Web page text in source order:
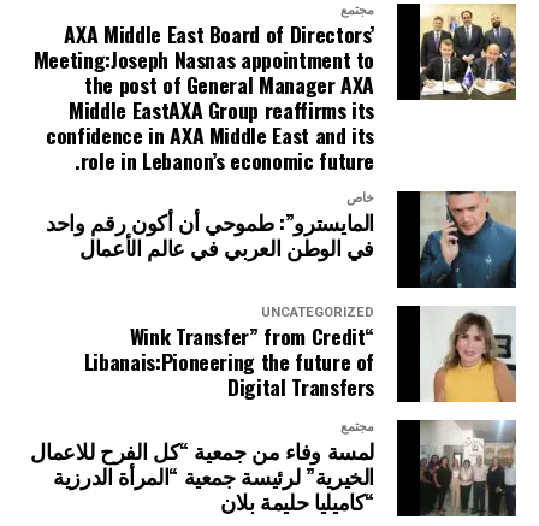
مجتمع
AXA Middle East Board of Directors’
Meeting:Joseph Nasnas appointment to
the post of General Manager AXA
Middle EastAXA Group reaffirms its
confidence in AXA Middle East and its
role in Lebanon’s economic future.
خاص
المايسترو”: طموحي أن أكون رقم واحد
في الوطن العربي في عالم الأعمال
UNCATEGORIZED
“Wink Transfer” from Credit
Libanais:Pioneering the future of
Digital Transfers
مجتمع
لمسة وفاء من جمعية “كل الفرح للاعمال
الخيرية” لرئيسة جمعية “المرأة الدرزية
“كاميليا حليمة بلان